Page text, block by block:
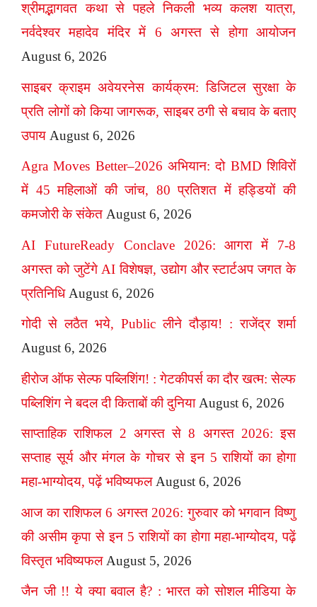
श्रीमद्भागवत कथा से पहले निकली भव्य कलश यात्रा,
नर्वदेश्वर महादेव मंदिर में 6 अगस्त से होगा आयोजन
August 6, 2026
साइबर क्राइम अवेयरनेस कार्यक्रम: डिजिटल सुरक्षा के
प्रति लोगों को किया जागरूक, साइबर ठगी से बचाव के बताए
उपाय August 6, 2026
Agra Moves Better–2026 अभियान: दो BMD शिविरों
में 45 महिलाओं की जांच, 80 प्रतिशत में हड्डियों की
कमजोरी के संकेत August 6, 2026
AI FutureReady Conclave 2026: आगरा में 7-8
अगस्त को जुटेंगे AI विशेषज्ञ, उद्योग और स्टार्टअप जगत के
प्रतिनिधि August 6, 2026
गोदी से लठैत भये, Public लीने दौड़ाय! : राजेंद्र शर्मा
August 6, 2026
हीरोज ऑफ सेल्फ पब्लिशिंग! : गेटकीपर्स का दौर खत्म: सेल्फ
पब्लिशिंग ने बदल दी किताबों की दुनिया August 6, 2026
साप्ताहिक राशिफल 2 अगस्त से 8 अगस्त 2026: इस
सप्ताह सूर्य और मंगल के गोचर से इन 5 राशियों का होगा
महा-भाग्योदय, पढ़ें भविष्यफल August 6, 2026
आज का राशिफल 6 अगस्त 2026: गुरुवार को भगवान विष्णु
की असीम कृपा से इन 5 राशियों का होगा महा-भाग्योदय, पढ़ें
विस्तृत भविष्यफल August 5, 2026
जैन जी !! ये क्या बवाल है? : भारत को सोशल मीडिया के